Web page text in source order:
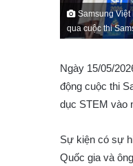
Samsung Việt
qua cuộc thi
Ngày 15/05/
động cuộc thi
dục STEM vào
Sự kiện có sự
Quốc gia và